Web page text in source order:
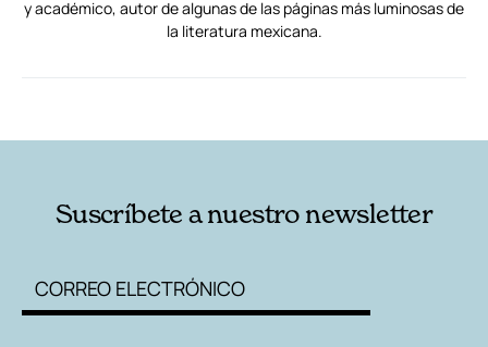
y académico, autor de algunas de las páginas más luminosas de
la literatura mexicana.
Suscríbete a nuestro newsletter